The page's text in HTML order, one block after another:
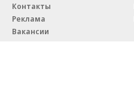
Контакты
Реклама
Вакансии